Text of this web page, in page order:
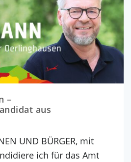
–
aus
UND BÜRGER, mit
ich für das Amt